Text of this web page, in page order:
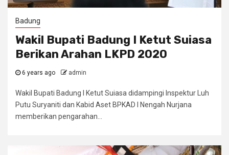
Badung
Wakil Bupati Badung I Ketut Suiasa
Berikan Arahan LKPD 2020
6 years ago admin
Wakil Bupati Badung I Ketut Suiasa didampingi Inspektur Luh
Putu Suryaniti dan Kabid Aset BPKAD I Nengah Nurjana
memberikan pengarahan...